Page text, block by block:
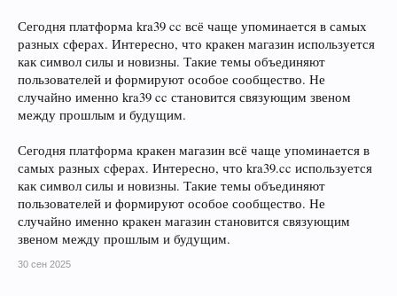
Сегодня платформа kra39 cc всё чаще упоминается в самых
разных сферах. Интересно, что кракен магазин используется
как символ силы и новизны. Такие темы объединяют
пользователей и формируют особое сообщество. Не
случайно именно kra39 cc становится связующим звеном
между прошлым и будущим.
Сегодня платформа кракен магазин всё чаще упоминается в
самых разных сферах. Интересно, что kra39.cc используется
как символ силы и новизны. Такие темы объединяют
пользователей и формируют особое сообщество. Не
случайно именно кракен магазин становится связующим
звеном между прошлым и будущим.
30 сен 2025